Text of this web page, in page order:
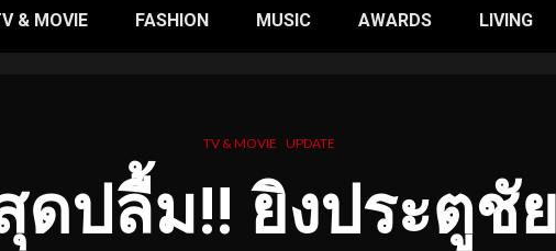
& MOVIE FASHION MUSIC AWARDS LIVING
TV & MOVIE UPDATE
ดปลื้ม!! ยิงประตูชั